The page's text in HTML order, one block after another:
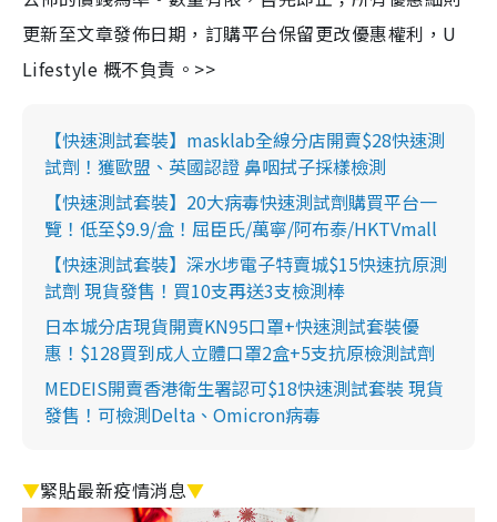
更新至文章發佈日期，訂購平台保留更改優惠權利，U
Lifestyle 概不負責。>>
【快速測試套裝】masklab全線分店開賣$28快速測
試劑！獲歐盟、英國認證 鼻咽拭子採樣檢測
【快速測試套裝】20大病毒快速測試劑購買平台一
覽！低至$9.9/盒！屈臣氏/萬寧/阿布泰/HKTVmall
【快速測試套裝】深水埗電子特賣城$15快速抗原測
試劑 現貨發售！買10支再送3支檢測棒
日本城分店現貨開賣KN95口罩+快速測試套裝優
惠！$128買到成人立體口罩2盒+5支抗原檢測試劑
MEDEIS開賣香港衛生署認可$18快速測試套裝 現貨
發售！可檢測Delta、Omicron病毒
▼緊貼最新疫情消息▼